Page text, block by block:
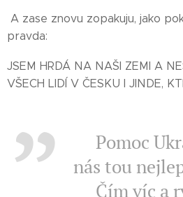
A zase znovu zopakuju, jako
pravda:
JSEM HRDÁ NA NAŠI ZEMI A
VŠECH LIDÍ V ČESKU I JINDE,
💥Pomoc
nás tou
💥Čím víc a